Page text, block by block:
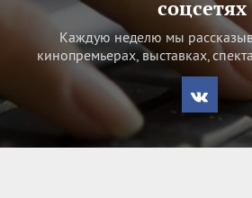
соцсетях
Каждую неделю мы
кинопремьерах, выставках,